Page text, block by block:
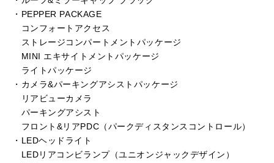
・PEPPER PACKAGE
コンフォートアクセス
ストレージコンパートメントパッケージ
MINI エキサイトメントパッケージ
ライトパッケージ
・カメラ&パーキングアシストパッケージ
リアビューカメラ
パーキングアシスト
フロント&リアPDC（パークディスタンスコントロール）
・LEDヘッドライト
LEDリアコンビランプ（ユニオンジャックデザイン）